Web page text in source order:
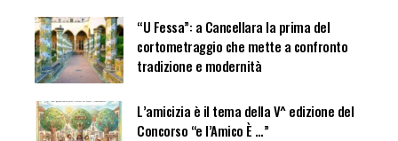
“U Fessa”: a Cancellara la prima del
cortometraggio che mette a confronto
tradizione e modernità
L’amicizia è il tema della V^ edizione del
Concorso “e l’Amico È …”